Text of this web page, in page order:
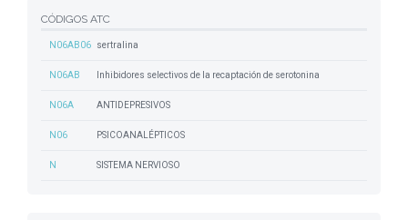
CÓDIGOS ATC
N06AB06 sertralina
N06AB Inhibidores selectivos de la recaptación de serotonina
N06A ANTIDEPRESIVOS
N06 PSICOANALÉPTICOS
N SISTEMA NERVIOSO